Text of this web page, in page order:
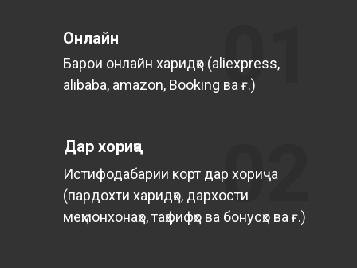
02
01
Онлайн
Барои онлайн харидҳо (aliexpress,
alibaba, amazon, Booking ва ғ.)
Дар хориҷа
Истифодабарии корт дар хориҷа
(пардохти харидҳо, дархости
меҳмонхонаҳо, таҳфифҳо ва бонусҳо ва ғ.)